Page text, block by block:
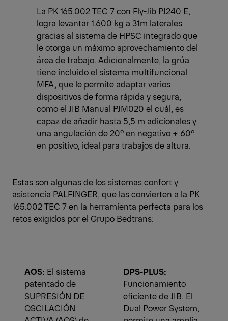
La PK 165.002 TEC 7 con Fly-Jib PJ240 E,
logra levantar 1.600 kg a 31m laterales
gracias al sistema de HPSC integrado que
le otorga un máximo aprovechamiento del
área de trabajo. Adicionalmente, la grúa
tiene incluido el sistema multifuncional
MFA, que le permite adaptar varios
dispositivos de forma rápida y segura,
como el JIB Manual PJM020 el cuál, es
capaz de añadir hasta 5,5 m adicionales y
una angulación de 20º en negativo + 60º
en positivo, ideal para trabajos de altura.
Estas son algunas de los sistemas confort y
asistencia PALFINGER, que las convierten a la PK
165.002 TEC 7 en la herramienta perfecta para los
retos exigidos por el Grupo Bedtrans:
AOS: El sistema
patentado de
SUPRESIÓN DE
OSCILACIÓN
DPS-PLUS:
Funcionamiento
eficiente de JIB. El
Dual Power System,